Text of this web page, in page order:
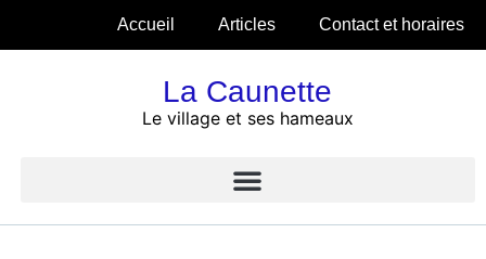
Accueil Articles Contact et horaires
La Caunette
Le village et ses hameaux